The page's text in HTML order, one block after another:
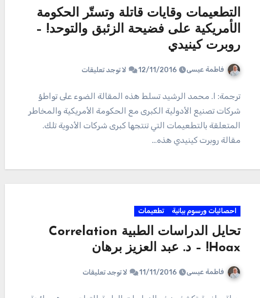
التطعيمات وقايات قاتلة وتستّر الحكومة
الأمريكية على فضيحة الزئبق والتوحد! –
روبرت كينيدي
فاطمة عيسى 12/11/2016 لا توجد تعليقات
ترجمة: ا. محمد الرشيد تسلط هذه المقالة الضوء على تواطؤ
شركات تصنيع الأدولية الكبرى مع الحكومة الأمريكية والمخاطر
المتعلقة بالتطعيمات التي تنتجها كبرى شركات الأدوية تلك.
مقالة روبرت كينيدي هذه…
احصائيات ورسوم بيانية تطعيمات
تحايل الدراسات الطبية Correlation
Hoax! – د. عبد العزيز برهان
فاطمة عيسى 11/11/2016 لا توجد تعليقات